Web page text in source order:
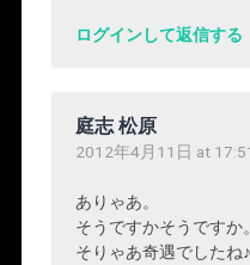
ログインして返信する
庭志 松原
2012年4月11日 at
ありゃあ。
そうですかそうですか。
そりゃあ奇遇でしたね♪